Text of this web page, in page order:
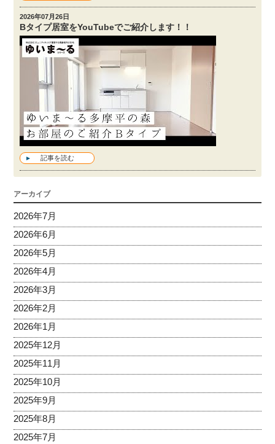
2026年07月26日
Bタイプ居室をYouTubeでご紹介します！！
記事を読む
アーカイブ
2026年7月
2026年6月
2026年5月
2026年4月
2026年3月
2026年2月
2026年1月
2025年12月
2025年11月
2025年10月
2025年9月
2025年8月
2025年7月